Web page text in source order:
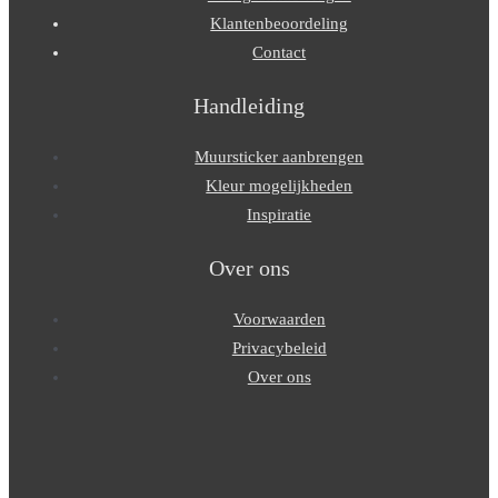
Klantenbeoordeling
Contact
Handleiding
Muursticker aanbrengen
Kleur mogelijkheden
Inspiratie
Over ons
Voorwaarden
Privacybeleid
Over ons